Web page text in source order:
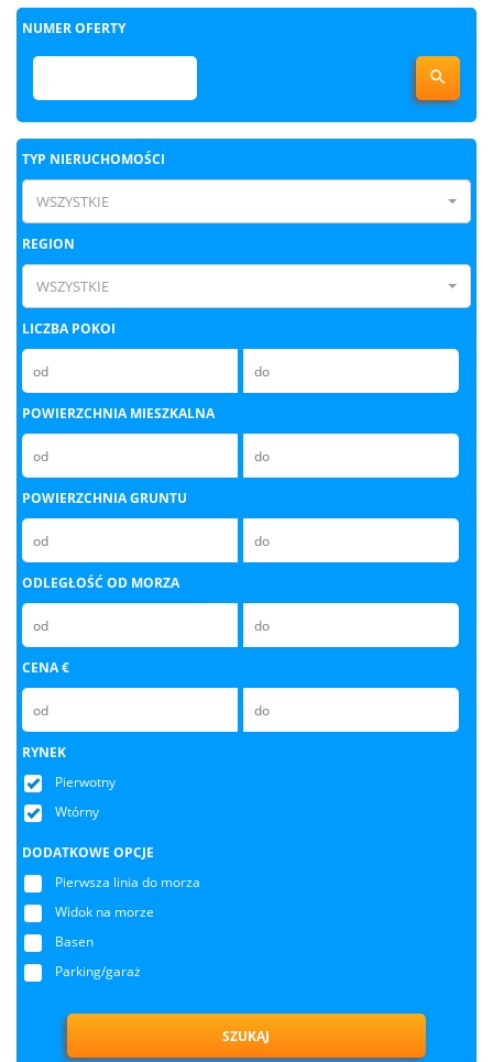
NUMER OFERTY

TYP NIERUCHOMOŚCI
WSZYSTKIE
REGION
WSZYSTKIE
LICZBA POKOI
POWIERZCHNIA MIESZKALNA
POWIERZCHNIA GRUNTU
ODLEGŁOŚĆ OD MORZA
CENA €
RYNEK
Pierwotny
Wtórny
DODATKOWE OPCJE
Pierwsza linia do morza
Widok na morze
Basen
Parking/garaż
SZUKAJ